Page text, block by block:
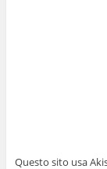
Questo sito usa